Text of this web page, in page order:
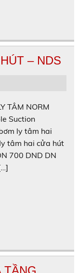
– NDS
TÂM NORM
Suction
ly tâm hai
tâm hai cửa hút
700 DND DN